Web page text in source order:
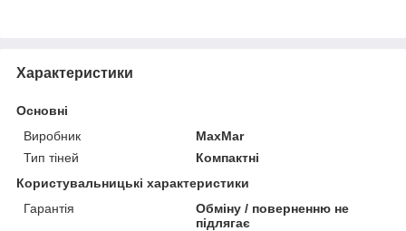
Характеристики
Основні
Виробник
MaxMar
Тип тіней
Компактні
Користувальницькі характеристики
Гарантія
Обміну / поверненню не
підлягає